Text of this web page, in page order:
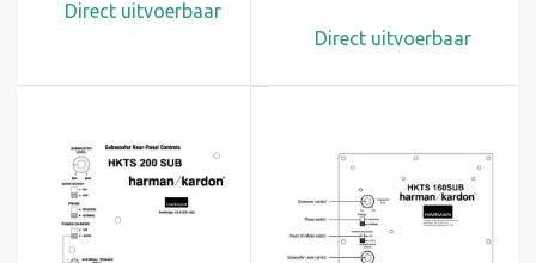
Direct uitvoerbaar
Direct uitvoerbaar